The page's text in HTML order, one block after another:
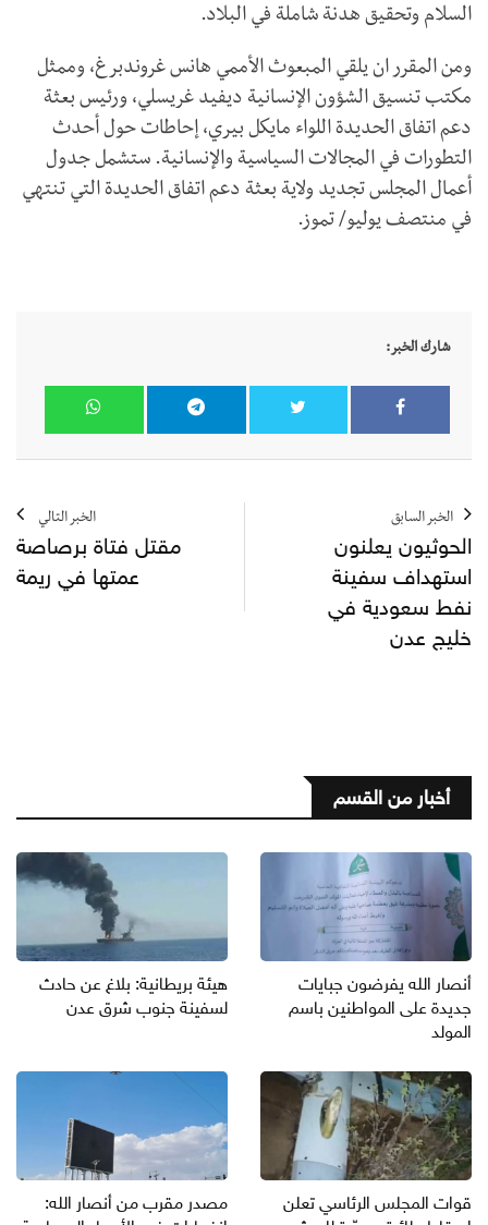
السلام وتحقيق هدنة شاملة في البلاد.
ومن المقرر ان يلقي المبعوث الأممي هانس غروندبرغ، وممثل
مكتب تنسيق الشؤون الإنسانية ديفيد غريسلي، ورئيس بعثة
دعم اتفاق الحديدة اللواء مايكل بيري، إحاطات حول أحدث
التطورات في المجالات السياسية والإنسانية. ستشمل جدول
أعمال المجلس تجديد ولاية بعثة دعم اتفاق الحديدة التي تنتهي
في منتصف يوليو/ تموز.
شارك الخبر:
الخبر السابق
الحوثيون يعلنون
استهداف سفينة
نفط سعودية في
خليج عدن
الخبر التالي
مقتل فتاة برصاصة
عمتها في ريمة
أخبار من القسم
أنصار الله يفرضون جبايات
جديدة على المواطنين باسم
المولد
هيئة بريطانية: بلاغ عن حادث
لسفينة جنوب شرق عدن
قوات المجلس الرئاسي تعلن
مصدر مقرب من أنصار الله: